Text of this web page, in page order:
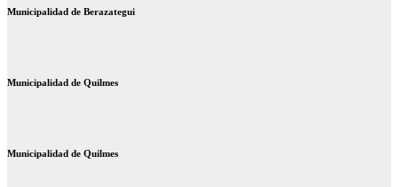
Municipalidad de Berazategui
Municipalidad de Quilmes
Municipalidad de Quilmes